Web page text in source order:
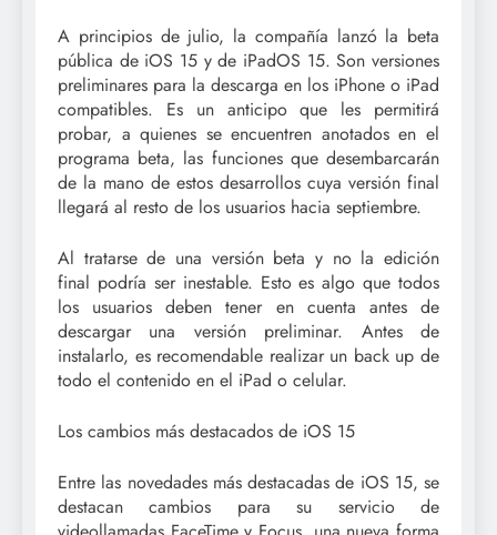
A principios de julio, la compañía lanzó la beta
pública de iOS 15 y de iPadOS 15. Son versiones
preliminares para la descarga en los iPhone o iPad
compatibles. Es un anticipo que les permitirá
probar, a quienes se encuentren anotados en el
programa beta, las funciones que desembarcarán
de la mano de estos desarrollos cuya versión final
llegará al resto de los usuarios hacia septiembre.
Al tratarse de una versión beta y no la edición
final podría ser inestable. Esto es algo que todos
los usuarios deben tener en cuenta antes de
descargar una versión preliminar. Antes de
instalarlo, es recomendable realizar un back up de
todo el contenido en el iPad o celular.
Los cambios más destacados de iOS 15
Entre las novedades más destacadas de iOS 15, se
destacan cambios para su servicio de